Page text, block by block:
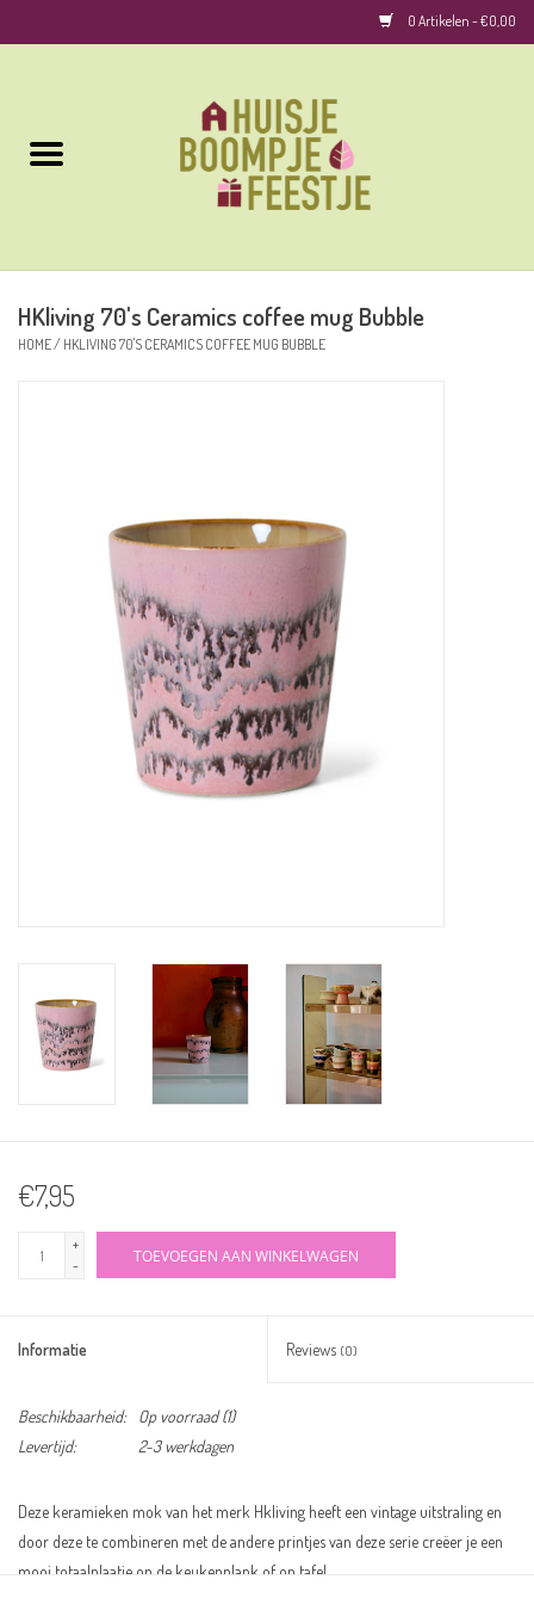
0 Artikelen - €0,00
Woonaccessoires
HKliving 70's Ceramics coffee mug Bubble
HOME/ HKLIVING 70'S CERAMICS COFFEE MUG BUBBLE
€7,95
+
-
TOEVOEGEN AAN WINKELWAGEN
Informatie Reviews (0)
Beschikbaarheid: Op voorraad(1)
Levertijd:
2-3 werkdagen
Deze keramieken mok van het merk Hkliving heeft een vintage uitstraling en
door deze te combineren met de andere printjes van deze serie creëer je een
mooi totaalplaatje op de keukenplank of op tafel.